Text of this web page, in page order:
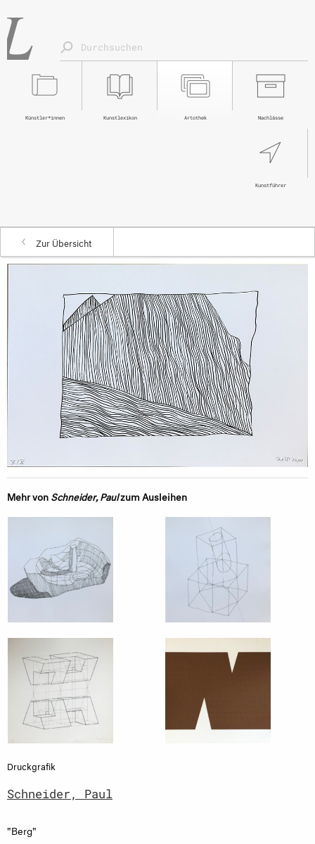
Nachlässe
Artothek
Kunstlexikon
Künstler*innen
Kunstführer
Zur Übersicht
Mehr vonSchneider, Paulzum Ausleihen
Druckgrafik
Schneider, Paul
"Berg"